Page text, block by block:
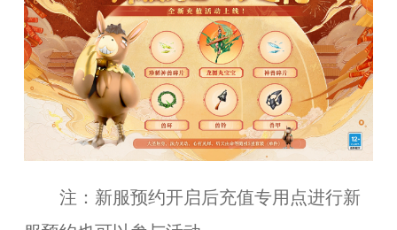
注：新服预约开启后充值专用点进行新